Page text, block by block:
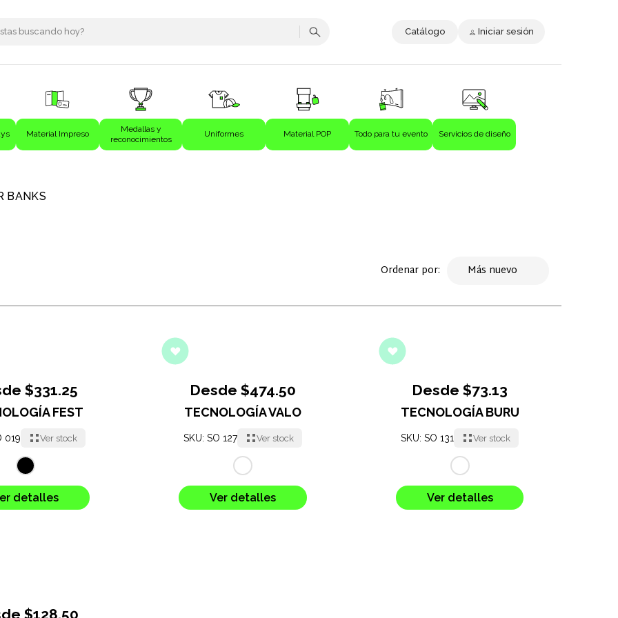
Catálogo Iniciar sesión
Material Impreso
Medallas y
reconocimientos
Uniformes Material POP Todo para tu evento Servicios de diseño
BANKS
Ordenar por:
$331.25
FEST
019 Ver stock
detalles
Desde $474.50
TECNOLOGÍA VALO
SKU: SO 127 Ver stock
Ver detalles
Desde $73.13
TECNOLOGÍA BURU
SKU: SO 131 Ver stock
Ver detalles
$128.50